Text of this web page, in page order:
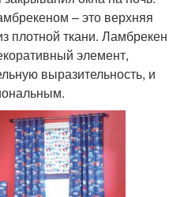
– это верхняя
плотной ткани. Ламбрекен
элемент,
выразительность, и